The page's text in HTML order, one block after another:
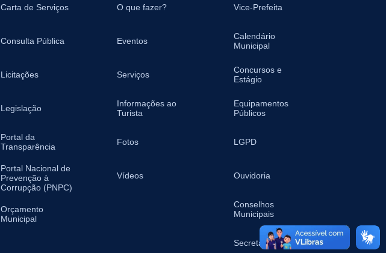
Carta de Serviços
Consulta Pública
Licitações
Legislação
Portal da
Transparência
Portal Nacional de
Prevenção à
Corrupção (PNPC)
Orçamento
Municipal
O que fazer?
Eventos
Serviços
Informações ao
Turista
Fotos
Vídeos
Vice-Prefeita
Calendário
Municipal
Concursos e
Estágio
Equipamentos
Públicos
LGPD
Ouvidoria
Conselhos
Municipais
Secretarias